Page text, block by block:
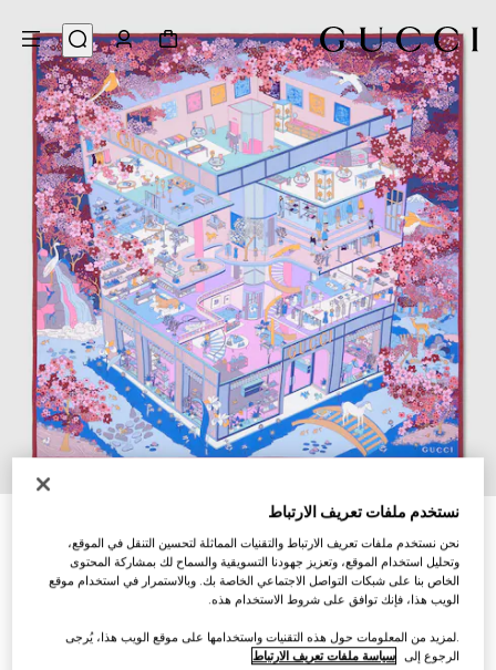
منديل جيب مربع من تويل الحرير مزيّن بطبعات
SAR 1,850
نستخدم ملفات تعريف الارتباط
نحن نستخدم ملفات تعريف الارتباط والتقنيات المماثلة لتحسين التنقل في الموقع،
وتحليل استخدام الموقع، وتعزيز جهودنا التسويقية والسماح لك بمشاركة المحتوى
الخاص بنا على شبكات التواصل الاجتماعي الخاصة بك. وبالاستمرار في استخدام موقع
الويب هذا، فإنك توافق على شروط الاستخدام هذه.
.لمزيد من المعلومات حول هذه التقنيات واستخدامها على موقع الويب هذا، يُرجى
الرجوع إلى سياسة ملفات تعريف الارتباط